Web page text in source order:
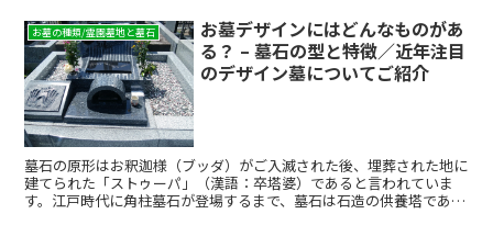
お墓の種類/霊園墓地と墓石
お墓デザインにはどんなものがあ
る？ – 墓石の型と特徴／近年注目
のデザイン墓についてご紹介
墓石の原形はお釈迦様（ブッダ）がご入滅された後、埋葬された地に
建てられた「ストゥーパ」（漢語：卒塔婆）であると言われていま
す。江戸時代に角柱墓石が登場するまで、墓石は石造の供養塔であ